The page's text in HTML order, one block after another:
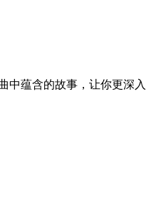
中蕴含的故事，让你更深入